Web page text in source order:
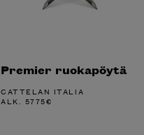
Premier ruokapöytä
CATTELAN ITALIA
ALK. 5775€